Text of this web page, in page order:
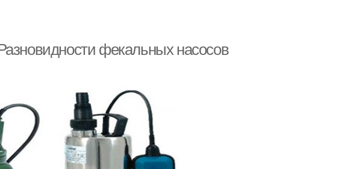
фекальных насосов